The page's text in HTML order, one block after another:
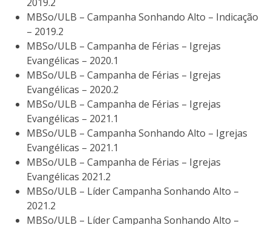
MBSo/ULB – Campanha Sonhando Alto – Indicação
– 2019.2
MBSo/ULB – Campanha de Férias – Igrejas
Evangélicas – 2020.1
MBSo/ULB – Campanha de Férias – Igrejas
Evangélicas – 2020.2
MBSo/ULB – Campanha de Férias – Igrejas
Evangélicas – 2021.1
MBSo/ULB – Campanha Sonhando Alto – Igrejas
Evangélicas – 2021.1
MBSo/ULB – Campanha de Férias – Igrejas
Evangélicas 2021.2
MBSo/ULB – Líder Campanha Sonhando Alto –
2021.2
MBSo/ULB – Líder Campanha Sonhando Alto –